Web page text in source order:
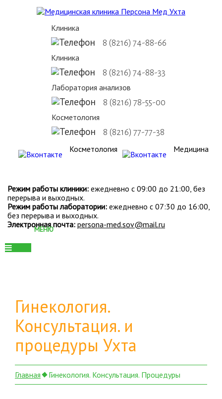
Клиника
8 (8216) 74-88-66
Клиника
8 (8216) 74-88-33
Лаборатория анализов
8 (8216) 78-55-00
Косметология
8 (8216) 77-77-38
Косметология Медицина
Режим работы клиники: ежедневно с 09:00 до 21:00, без
перерыва и выходных.
Режим работы лаборатории: ежедневно с 07:30 до 16:00,
без перерыва и выходных.
Электронная почта: persona-med.sov@mail.ru
Гинекология.
Консультация. и
процедуры Ухта
Главная Гинекология. Консультация. Процедуры